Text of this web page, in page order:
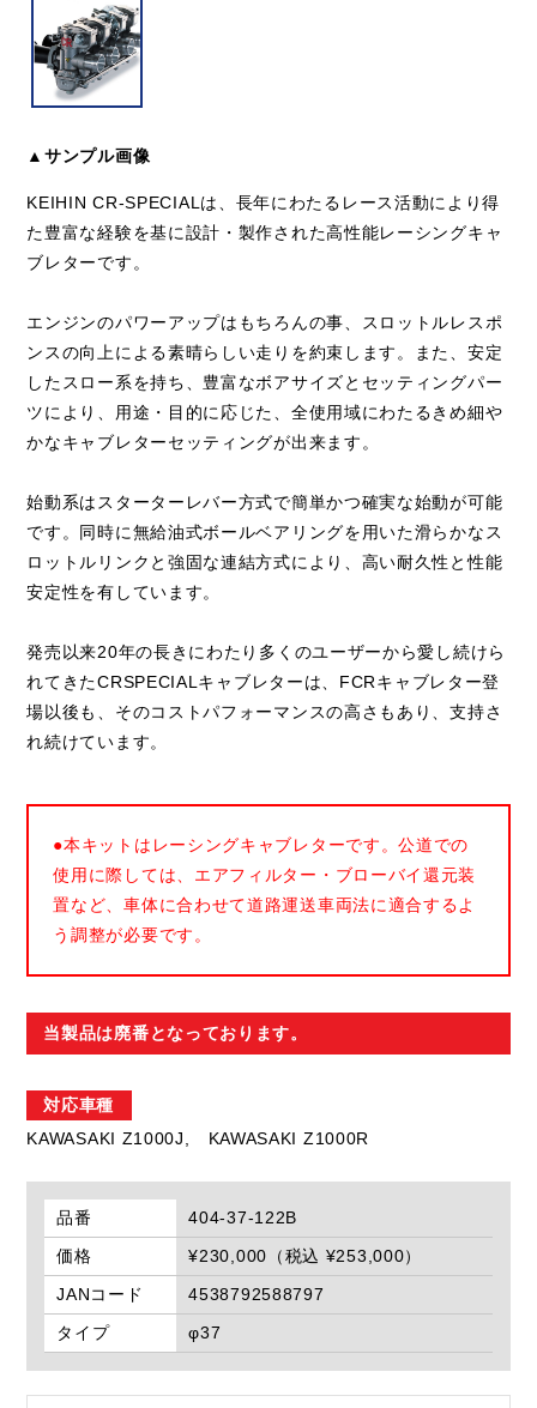
▲サンプル画像
KEIHIN CR-SPECIALは、長年にわたるレース活動により得
た豊富な経験を基に設計・製作された高性能レーシングキャ
ブレターです。
エンジンのパワーアップはもちろんの事、スロットルレスポ
ンスの向上による素晴らしい走りを約束します。また、安定
したスロー系を持ち、豊富なボアサイズとセッティングパー
ツにより、用途・目的に応じた、全使用域にわたるきめ細や
かなキャブレターセッティングが出来ます。
始動系はスターターレバー方式で簡単かつ確実な始動が可能
です。同時に無給油式ボールベアリングを用いた滑らかなス
ロットルリンクと強固な連結方式により、高い耐久性と性能
安定性を有しています。
発売以来20年の長きにわたり多くのユーザーから愛し続けら
れてきたCRSPECIALキャブレターは、FCRキャブレター登
場以後も、そのコストパフォーマンスの高さもあり、支持さ
れ続けています。
●本キットはレーシングキャブレターです。公道での
使用に際しては、エアフィルター・ブローバイ還元装
置など、車体に合わせて道路運送車両法に適合するよ
う調整が必要です。
当製品は廃番となっております。
対応車種
KAWASAKI Z1000J,
KAWASAKI Z1000R
品番
404-37-122B
価格
¥230,000（税込 ¥253,000）
JANコード
4538792588797
タイプ
φ37